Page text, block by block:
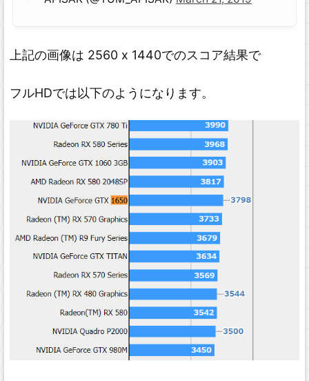
上記の画像は 2560 x 1440でのスコア結果で
フルHDでは以下のようになります。